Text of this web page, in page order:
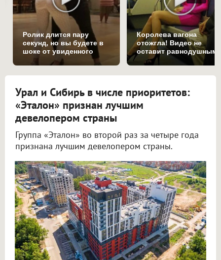
Ролик длится пару
секунд, но вы будете в
шоке от увиденного
Королева вагона
отожгла! Видео не
оставит равнодушным
Урал и Сибирь в числе приоритетов:
«Эталон» признан лучшим
девелопером страны
Группа «Эталон» во второй раз за четыре года
признана лучшим девелопером страны.